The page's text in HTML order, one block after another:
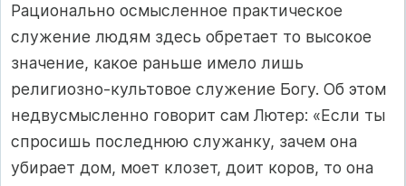
Рационально осмысленное практическое
служение людям здесь обретает то высокое
значение, какое раньше имело лишь
религиозно-культовое служение Богу. Об этом
недвусмысленно говорит сам Лютер: «Если ты
спросишь последнюю служанку, зачем она
убирает дом, моет клозет, доит коров, то она